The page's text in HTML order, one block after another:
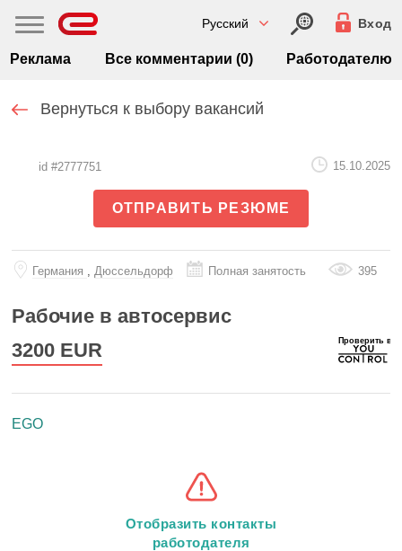
Русский Вход
Реклама Все комментарии (0) Работодателю
Вернуться к выбору вакансий
id #2777751 15.10.2025
ОТПРАВИТЬ РЕЗЮМЕ
Германия , Дюссельдорф Полная занятость 395
Рабочие в автосервис
3200 EUR
EGO
Отобразить контакты
работодателя